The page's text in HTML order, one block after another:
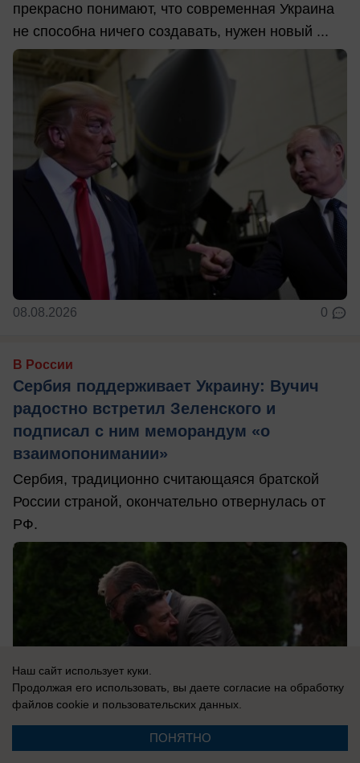
прекрасно понимают, что современная Украина
не способна ничего создавать, нужен новый ...
08.08.2026 0
В России
Сербия поддерживает Украину: Вучич
радостно встретил Зеленского и
подписал с ним меморандум «о
взаимопонимании»
Сербия, традиционно считающаяся братской
России страной, окончательно отвернулась от
РФ.
Наш сайт использует куки.
Продолжая его использовать, вы даете согласие на обработку
файлов cookie и пользовательских данных.
ПОНЯТНО